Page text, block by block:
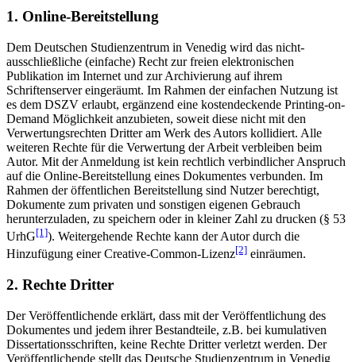
1. Online-Bereitstellung
Dem Deutschen Studienzentrum in Venedig wird das nicht-
ausschließliche (einfache) Recht zur freien elektronischen
Publikation im Internet und zur Archivierung auf ihrem
Schriftenserver eingeräumt. Im Rahmen der einfachen Nutzung ist
es dem DSZV erlaubt, ergänzend eine kostendeckende Printing-on-
Demand Möglichkeit anzubieten, soweit diese nicht mit den
Verwertungsrechten Dritter am Werk des Autors kollidiert. Alle
weiteren Rechte für die Verwertung der Arbeit verbleiben beim
Autor. Mit der Anmeldung ist kein rechtlich verbindlicher Anspruch
auf die Online-Bereitstellung eines Dokumentes verbunden. Im
Rahmen der öffentlichen Bereitstellung sind Nutzer berechtigt,
Dokumente zum privaten und sonstigen eigenen Gebrauch
herunterzuladen, zu speichern oder in kleiner Zahl zu drucken (§ 53
UrhG[1]). Weitergehende Rechte kann der Autor durch die
Hinzufügung einer Creative-Common-Lizenz[2] einräumen.
2. Rechte Dritter
Der Veröffentlichende erklärt, dass mit der Veröffentlichung des
Dokumentes und jedem ihrer Bestandteile, z.B. bei kumulativen
Dissertationsschriften, keine Rechte Dritter verletzt werden. Der
Veröffentlichende stellt das Deutsche Studienzentrum in Venedig